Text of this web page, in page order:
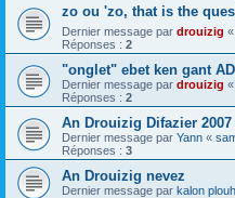
zo ou 'zo, that is the
Dernier message par drouizig «
Réponses : 2
"onglet" ebet ken gant
Dernier message par drouizig «
Réponses : 2
An Drouizig Difazier
Dernier message par Yann «
Réponses : 3
An Drouizig nevez
Dernier message par kalon